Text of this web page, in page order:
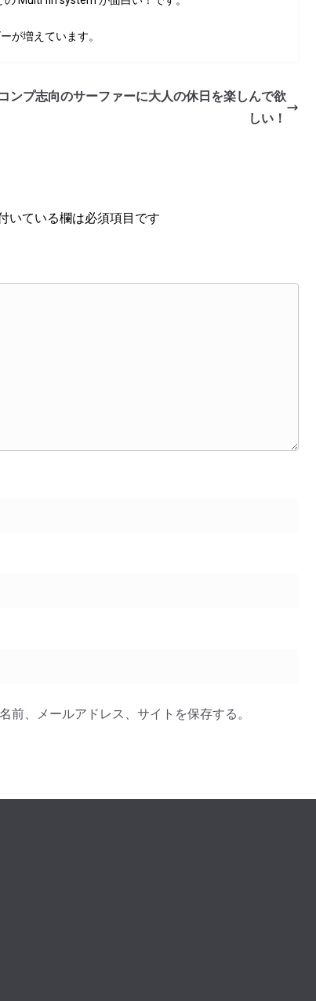
が増えています。
コンプ志向のサーファーに大人の休日を楽しんで欲
しい！
いている欄は必須項目です
、メールアドレス、サイトを保存する。